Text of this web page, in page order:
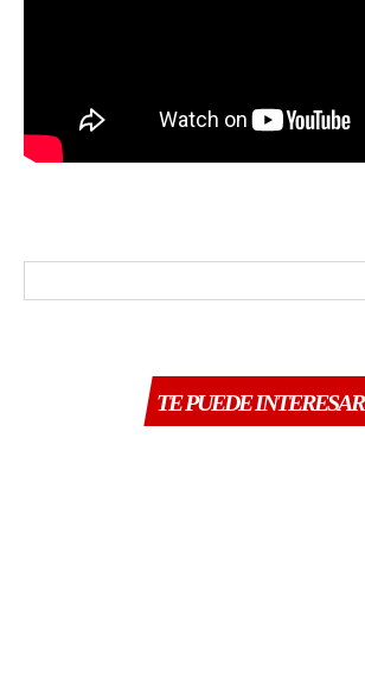
TE PUEDE INTERESAR